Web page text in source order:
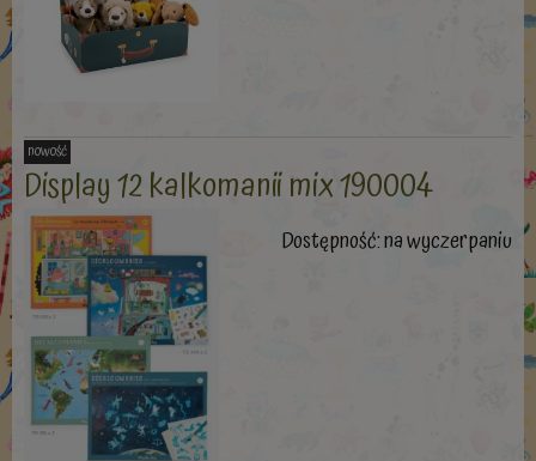
Display 12 kalkomanii mix 190004
Dostępność:na wyczerpaniu
nowość